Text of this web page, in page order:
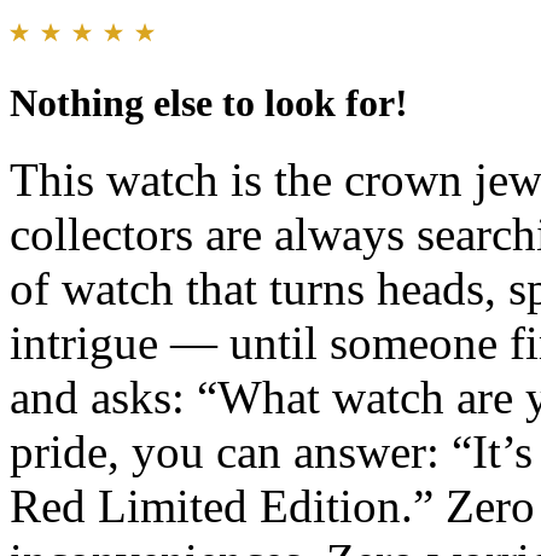
Nothing else to look for!
This watch is the crown
collectors are always
of watch that turns heads,
intrigue — until someone
and asks: “What watch
pride, you can answer:
Red Limited Edition.”